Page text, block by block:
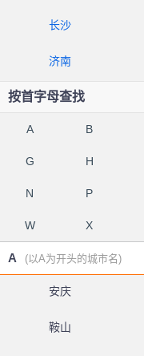
长沙
济南
按首字母查找
A B
G H
N P
W X
A (以A为开头的城市名)
安庆
鞍山